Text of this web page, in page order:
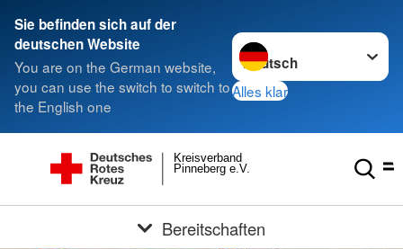
Sie befinden sich auf der
deutschen Website
You are on the German website,
you can use the switch to switch to
the English one
Sprache wechseln zu
Alles klar
Pinneberg e.V.
Kreisverband
Bereitschaften